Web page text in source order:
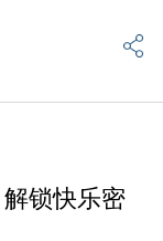
锁快乐密